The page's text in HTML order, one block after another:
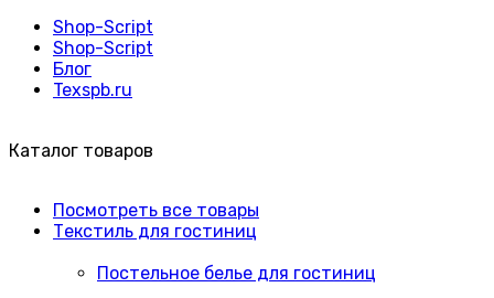
Shop-Script
Shop-Script
Блог
Texspb.ru
Каталог товаров
Посмотреть все товары
Текстиль для гостиниц
Постельное белье для гостиниц